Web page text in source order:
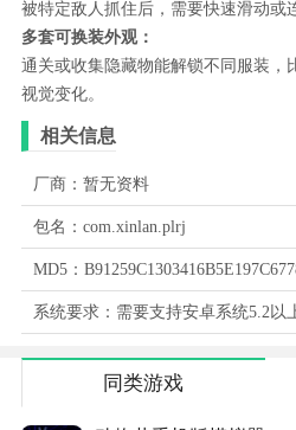
被特定敌人抓住后，需要快速滑动或
多套可换装外观：
通关或收集隐藏物能解锁不同服装，
视觉变化。
相关信息
厂商：暂无资料
包名：com.xinlan.plrj
MD5：
系统要求：需要支持安卓系统5.2以
同类游戏